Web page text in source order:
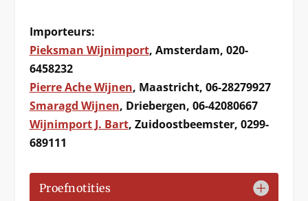
Importeurs:
Pieksman Wijnimport, Amsterdam, 020-
6458232
Pierre Ache Wijnen, Maastricht, 06-28279927
Smaragd Wijnen, Driebergen, 06-42080667
Wijnimport J. Bart, Zuidoostbeemster, 0299-
689111
Proefnotities